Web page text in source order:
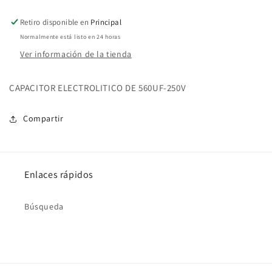
Retiro disponible en Principal
Normalmente está listo en 24 horas
Ver información de la tienda
CAPACITOR ELECTROLITICO DE 560UF-250V
Compartir
Enlaces rápidos
Búsqueda